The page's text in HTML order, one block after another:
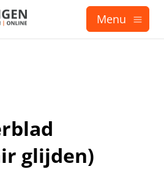
Menu
glijden)